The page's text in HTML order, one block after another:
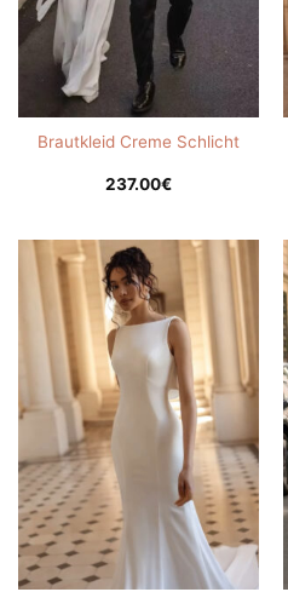
Brautkleid Creme Schlicht
237.00€